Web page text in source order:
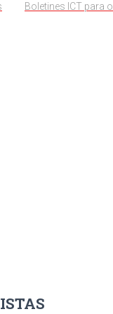
Boletines ICT para